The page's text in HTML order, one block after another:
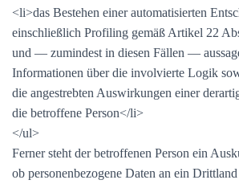
<li>das Bestehen einer automatisierten
einschließlich Profiling gemäß Artikel 22
und — zumindest in diesen Fällen —
Informationen über die involvierte Logik
die angestrebten Auswirkungen einer
die betroffene Person</li>
</ul>
Ferner steht der betroffenen Person ein
ob personenbezogene Daten an ein